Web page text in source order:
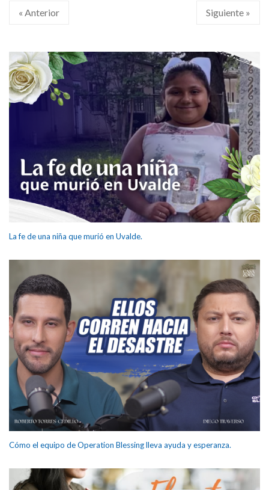
« Anterior Siguiente »
La fe de una niña que murió en Uvalde.
Cómo el equipo de Operation Blessing lleva ayuda y esperanza.